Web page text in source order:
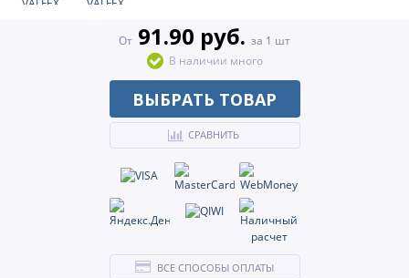
От 91.90 руб. за 1 шт
В наличии много
ВЫБРАТЬ ТОВАР
СРАВНИТЬ
ВСЕ СПОСОБЫ ОПЛАТЫ